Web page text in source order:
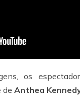
os
de Anthea